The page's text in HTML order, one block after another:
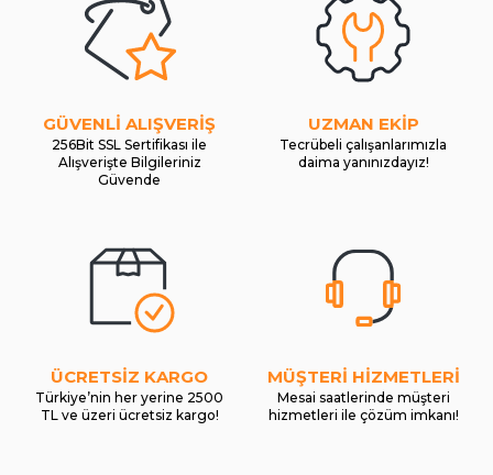
GÜVENLİ ALIŞVERİŞ
256Bit SSL Sertifikası ile
Alışverişte Bilgileriniz
Güvende
UZMAN EKİP
Tecrübeli çalışanlarımızla
daima yanınızdayız!
ÜCRETSİZ KARGO
Türkiye’nin her yerine 2500
TL ve üzeri ücretsiz kargo!
MÜŞTERİ HİZMETLERİ
Mesai saatlerinde müşteri
hizmetleri ile çözüm imkanı!